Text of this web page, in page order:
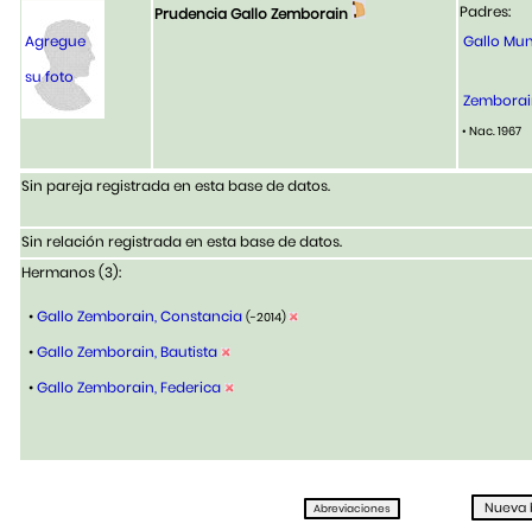
Agregue
su foto
Prudencia Gallo Zemborain
Padres:
Gallo
• Nac. 1967
Sin pareja registrada en esta base de datos.
Sin relación registrada en esta base de datos.
Hermanos (3):
•Gallo Zemborain, Constancia (-2014)
•Gallo Zemborain, Bautista
•Gallo Zemborain, Federica